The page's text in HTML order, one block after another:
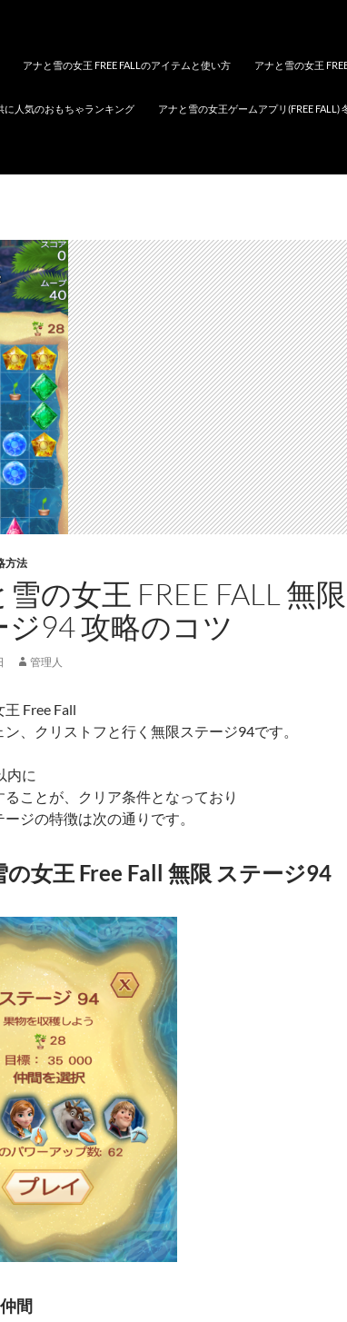
アナと雪の女王 FREE FALLのアイテムと使い方 アナと雪の女王
に人気のおもちゃランキング アナと雪の女王ゲームアプリ(FREE FALL)
方法
の女王 FREE FALL 無限
ジ94 攻略のコツ
管理人
Free Fall
、クリストフと行く無限ステージ94です。
内に
ことが、クリア条件となっており
ジの特徴は次の通りです。
の女王 Free Fall 無限 ステージ94
間